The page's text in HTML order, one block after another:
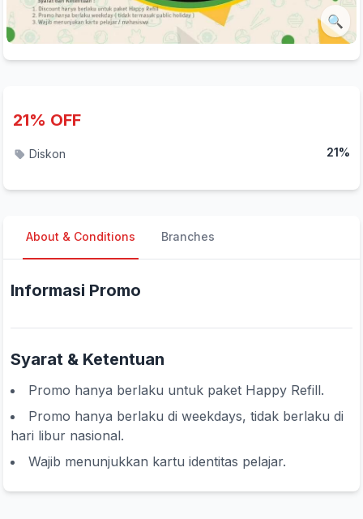
🔍
21% OFF
Diskon 21%
About & Conditions Branches
Informasi Promo
Syarat & Ketentuan
Promo hanya berlaku untuk paket Happy Refill.
Promo hanya berlaku di weekdays, tidak berlaku di
hari libur nasional.
Wajib menunjukkan kartu identitas pelajar.